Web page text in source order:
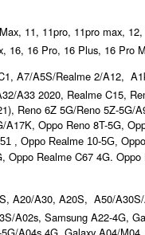
11, 11pro, 11pro max,
16, 16 Pro, 16 Plus, 16 Pro
A7/A5S/Realme 2/A12,
A33 2020, Realme C15,
Reno 6Z 5G/Reno 5Z-
Oppo Reno 8T-5G,
, Oppo Realme 10-5G,
Realme C67 4G.
A20/A30, A20S, A50/
A02s, Samsung A22-4G,